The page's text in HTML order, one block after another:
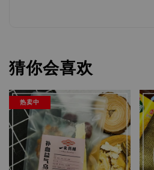
猜你会喜欢
热卖中